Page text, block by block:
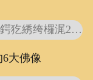
6大佛像